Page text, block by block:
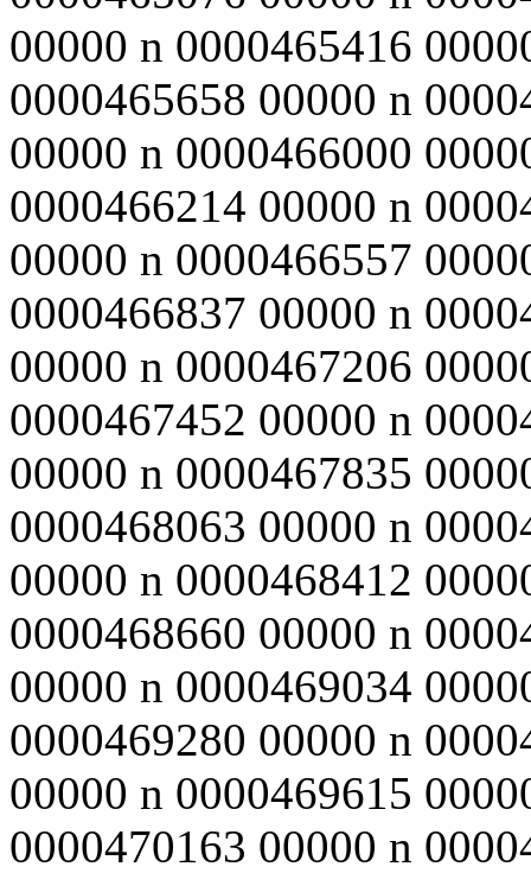
00000 n 0000465416
0000465658 00000 n
00000 n 0000466000
0000466214 00000 n
00000 n 0000466557
0000466837 00000 n
00000 n 0000467206
0000467452 00000 n
00000 n 0000467835
0000468063 00000 n
00000 n 0000468412
0000468660 00000 n
00000 n 0000469034
0000469280 00000 n
00000 n 0000469615
0000470163 00000 n